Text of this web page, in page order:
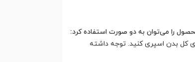
را می‌توان به دو صورت استفاده کرد:
کل بدن اسپری کنید. توجه داشته